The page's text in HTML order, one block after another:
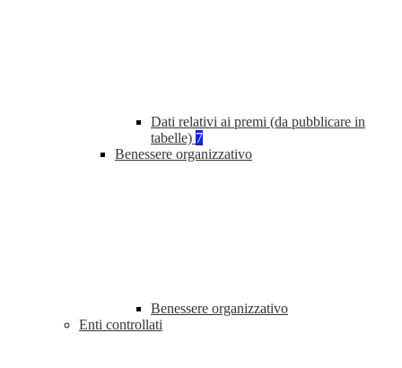
Dati relativi ai premi (da pubblicare in
tabelle) 7
Benessere organizzativo
Benessere organizzativo
Enti controllati